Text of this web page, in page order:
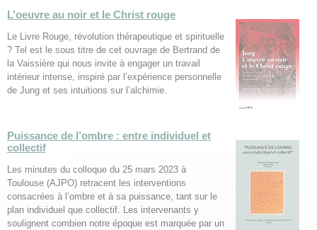
L’oeuvre au noir et le Christ rouge
Le Livre Rouge, révolution thérapeutique et spirituelle
? Tel est le sous titre de cet ouvrage de Bertrand de
la Vaissière qui nous invite à engager un travail
intérieur intense, inspiré par l’expérience personnelle
de Jung et ses intuitions sur l’alchimie.
Puissance de l’ombre : entre individuel et
collectif
Les minutes du colloque du 25 mars 2023 à
Toulouse (AJPO) retracent les interventions
consacrées à l’ombre et à sa puissance, tant sur le
plan individuel que collectif. Les intervenants y
soulignent combien notre époque est marquée par un